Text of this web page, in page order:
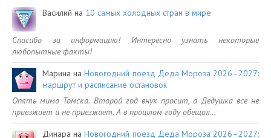
Василий на 10 самых холодных стран в мире
Спасибо за информацию! Интересно узнать некоторые
любопытные факты!
Марина наНовогодний поезд Деда Мороза 2026–2027:
маршрут и расписание остановок
Опять мимо Томска. Второй год внук просит, а Дедушка все не
приезжает и не приезжает. А в прошлом году обещал…
Динара наНовогодний поезд Деда Мороза 2026–2027: